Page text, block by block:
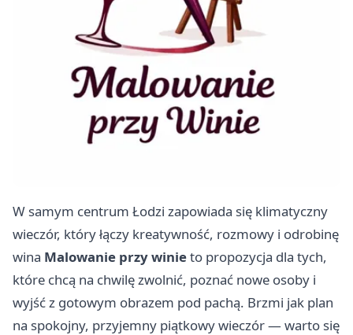
W samym centrum Łodzi zapowiada się klimatyczny
wieczór, który łączy kreatywność, rozmowy i odrobinę
wina Malowanie przy winieto propozycja dla tych,
które chcą na chwilę zwolnić, poznać nowe osoby i
wyjść z gotowym obrazem pod pachą. Brzmi jak plan
na spokojny, przyjemny piątkowy wieczór — warto się